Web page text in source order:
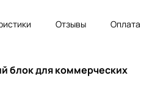
Отзывы Оплата
блок для коммерческих